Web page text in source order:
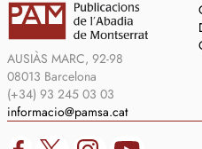
AUSIÀS MARC, 92-98
08013 Barcelona
(+34) 93 245 03 03
informacio@pamsa.cat